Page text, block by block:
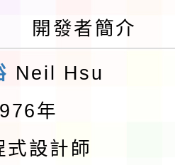
理後續甄選)
園市115學年
點」1份
學年度學生
補助參觀特色
實施計畫」
安中心白海豚
開發者簡介
Neil Hsu
年
式設計師